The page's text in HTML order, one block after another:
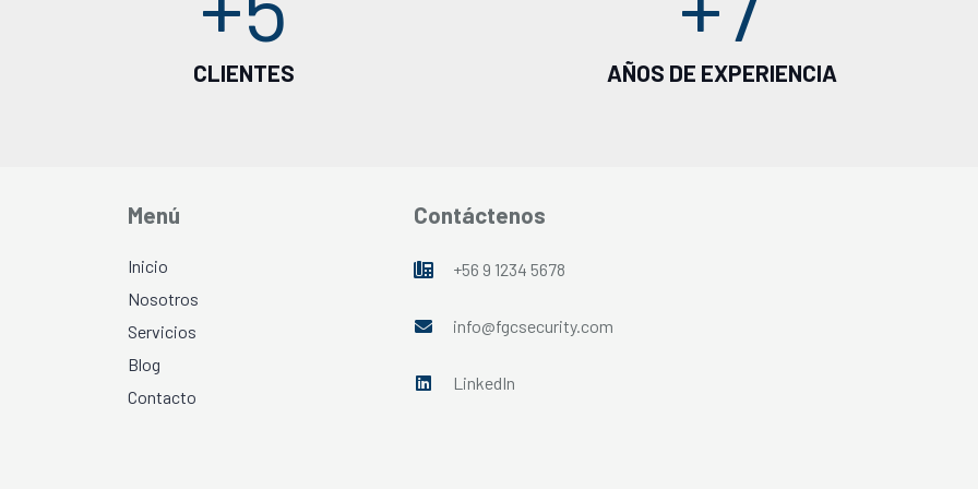
CLIENTES AÑOS DE EXPERIENCIA
Menú
Inicio
Nosotros
Servicios
Blog
Contacto
Contáctenos
+56 9 1234 5678
info@fgcsecurity.com
LinkedIn